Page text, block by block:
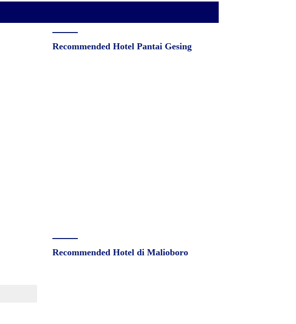
Recommended Hotel Pantai Gesing
Recommended Hotel di Malioboro